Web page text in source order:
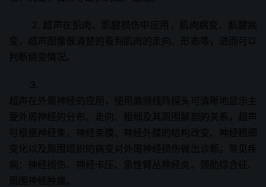
2. 超声在肌肉、肌腱损伤中应用，肌肉病变、肌腱病
变，超声图像很清楚的看到肌肉的走向、形态等，进而可以
判断病变情况。
3.
超声在外周神经的应用，使用高频线阵探头可清晰地显示主
要外周神经的分布、走向、粗细及其周围解剖的关系，超声
可根据神经束、神经束膜、神经外膜的结构改变、神经粗细
变化以及周围组织的病变对外周神经损伤做出诊断。常见疾
病：神经损伤、神经卡压、急性臂丛神经炎、颈肋综合征、
周围神经肿瘤。